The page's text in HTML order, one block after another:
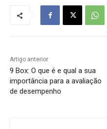
Artigo anterior
9 Box: O que é e qual a sua
importância para a avaliação
de desempenho